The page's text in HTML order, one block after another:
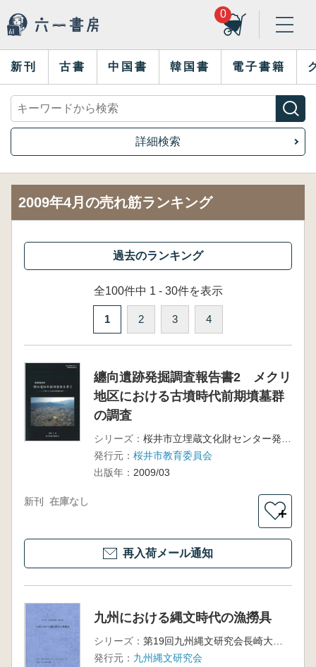
0
新刊 古書 中国書 韓国書 電子書籍
詳細検索
2009年4月の売れ筋ランキング
全100件中 1 - 30件を表示
1 2 3 4
纏向遺跡発掘調査報告書2 メクリ
地区における古墳時代前期墳墓群
の調査
シリーズ：
発行元： 桜井市教育委員会
出版年： 2009/03
新刊 在庫なし
＋
再入荷メール通知
九州における縄文時代の漁撈具
シリーズ：
第19回九州縄文研究会長崎大会
発行元： 九州縄文研究会